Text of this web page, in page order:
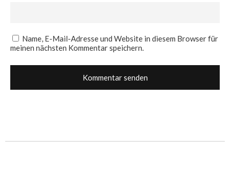
Name, E-Mail-Adresse und Website in diesem Browser für
meinen nächsten Kommentar speichern.